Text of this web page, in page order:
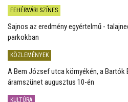
FEHÉRVÁRI SZÍNES
Sajnos az eredmény egyértelmű -
parkokban
KÖZLEMÉNYEK
A Bem József utca környékén, a Bartók
áramszünet augusztus 10-én
KULTÚRA